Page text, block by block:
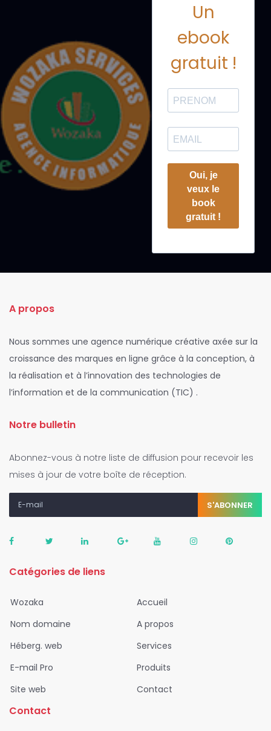
Un
ebook
gratuit !
Oui, je
veux le
book
gratuit !
A propos
Nous sommes une agence numérique créative axée sur la
croissance des marques en ligne grâce à la conception, à
la réalisation et à l’innovation des technologies de
l’information et de la communication (TIC) .
Notre bulletin
Abonnez-vous à notre liste de diffusion pour recevoir les
mises à jour de votre boîte de réception.
S'ABONNER
Catégories de liens
Wozaka
Accueil
Nom domaine
A propos
Héberg. web
Services
E-mail Pro
Produits
Site web
Contact
Contact